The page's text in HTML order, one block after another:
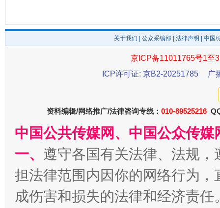
今
习近平的博鳌关键词
魏明亮
关于我们 公众采编部 法律声明 | 中国
京ICP备11011765号1至
ICP许可证: 京B2-20251785
广
资料编辑/网络推广/法律咨询专线： 010-89525216
中国公共传媒网、中国公众传
一、 遵守各国有关法律、法规
担法律范围内因你的网络行为
成伤害和损失的法律和经济责